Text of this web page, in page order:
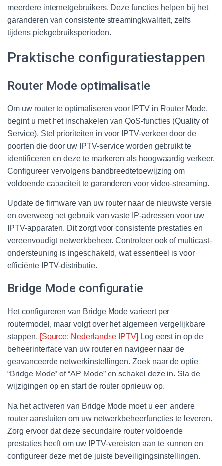
meerdere internetgebruikers. Deze functies helpen bij het
garanderen van consistente streamingkwaliteit, zelfs
tijdens piekgebruiksperioden.
Praktische configuratiestappen
Router Mode optimalisatie
Om uw router te optimaliseren voor IPTV in Router Mode,
begint u met het inschakelen van QoS-functies (Quality of
Service). Stel prioriteiten in voor IPTV-verkeer door de
poorten die door uw IPTV-service worden gebruikt te
identificeren en deze te markeren als hoogwaardig verkeer.
Configureer vervolgens bandbreedtetoewijzing om
voldoende capaciteit te garanderen voor video-streaming.
Update de firmware van uw router naar de nieuwste versie
en overweeg het gebruik van vaste IP-adressen voor uw
IPTV-apparaten. Dit zorgt voor consistente prestaties en
vereenvoudigt netwerkbeheer. Controleer ook of multicast-
ondersteuning is ingeschakeld, wat essentieel is voor
efficiënte IPTV-distributie.
Bridge Mode configuratie
Het configureren van Bridge Mode varieert per
routermodel, maar volgt over het algemeen vergelijkbare
stappen. [Source: Nederlandse IPTV] Log eerst in op de
beheerinterface van uw router en navigeer naar de
geavanceerde netwerkinstellingen. Zoek naar de optie
“Bridge Mode” of “AP Mode” en schakel deze in. Sla de
wijzigingen op en start de router opnieuw op.
Na het activeren van Bridge Mode moet u een andere
router aansluiten om uw netwerkbeheerfuncties te leveren.
Zorg ervoor dat deze secundaire router voldoende
prestaties heeft om uw IPTV-vereisten aan te kunnen en
configureer deze met de juiste beveiligingsinstellingen.